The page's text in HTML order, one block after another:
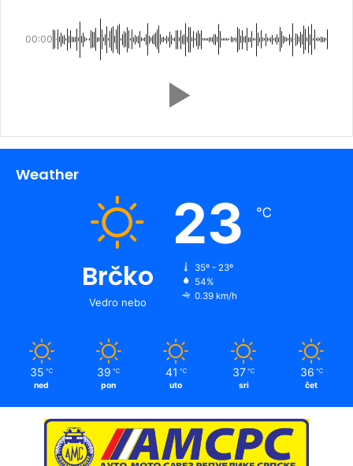
00:00
Weather
Brčko
Vedro nebo
23 ℃
35º - 23º
54%
0.39 km/h
35 ℃
ned
39 ℃
pon
41 ℃
uto
37 ℃
sri
36 ℃
čet